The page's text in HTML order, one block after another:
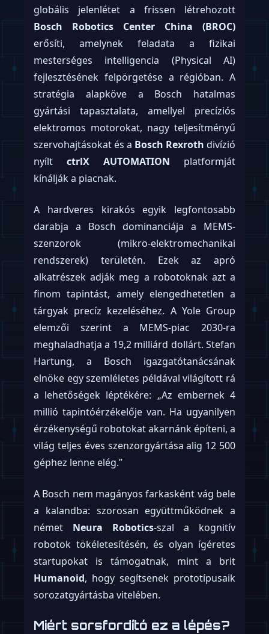
globális jelenlétet a frissen létrehozott
Bosch Robotics Center China (BROC)
erősíti, amelynek feladata a fizikai
mesterséges intelligencia (Physical AI)
fejlesztésének felpörgetése a régióban. A
stratégia alapköve a Bosch hatalmas
gyártási tapasztalata, amellyel precíziós
elektromos motorokat, nagy teljesítményű
szervohajtásokat és a Bosch Rexroth divízió
nyílt ctrlX AUTOMATION platformját
kínálják a piacnak.
A hardveres kirakós egyik legfontosabb
darabja a Bosch dominanciája a MEMS-
szenzorok (mikro-elektromechanikai
rendszerek) területén. Ezek az apró
alkatrészek adják meg a robotoknak azt a
finom tapintást, amely elengedhetetlen a
tárgyak precíz kezeléséhez. A Yole Group
elemzői szerint a MEMS-piac 2030-ra
meghaladhatja a 19,2 milliárd dollárt. Stefan
Hartung, a Bosch igazgatótanácsának
elnöke egy szemléletes példával világított rá
a lehetőségek léptékére: „Az embernek 4
millió tapintóérzékelője van. Ha ugyanilyen
érzékenységű robotokat akarnánk építeni, a
világ teljes éves szenzorgyártása alig 12 500
géphez lenne elég.”
A Bosch nem magányos farkasként vág bele
a kalandba: szorosan együttműködnek a
német Neura Robotics-szal a kognitív
robotok tökéletesítésén, és olyan ígéretes
startupokat is támogatnak, mint a brit
Humanoid, hogy segítsenek prototípusaik
sorozatgyártásba vitelében.
Miért sorsfordító ez a lépés?